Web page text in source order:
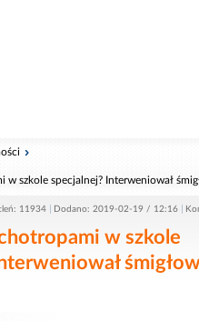
szkole specjalnej? Interweniował
11934 Dodano: 2019-02-19 / 12:16
w szkole